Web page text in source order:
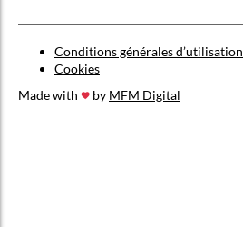
Conditions générales d’utilisation
Cookies
Made with
by MFM Digital